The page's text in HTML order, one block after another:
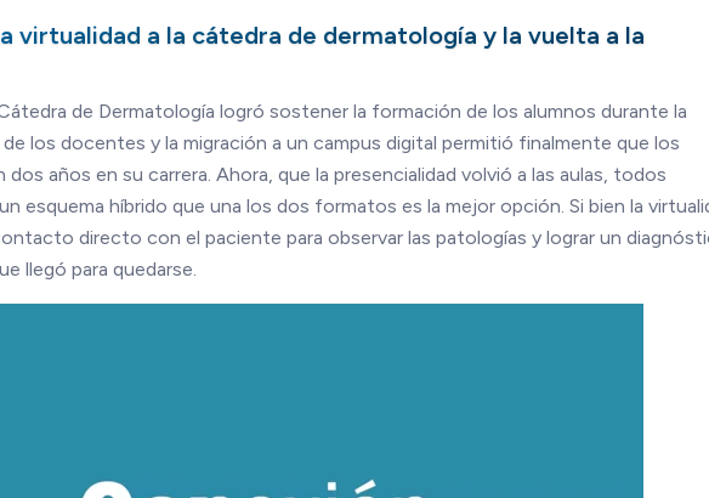
virtualidad a la cátedra de dermatología y la vuelta a la
de Dermatología logró sostener la formación de los alumnos durante la
los docentes y la migración a un campus digital permitió finalmente que los
años en su carrera. Ahora, que la presencialidad volvió a las aulas, todos
esquema híbrido que una los dos formatos es la mejor opción. Si bien la
directo con el paciente para observar las patologías y lograr un
llegó para quedarse.